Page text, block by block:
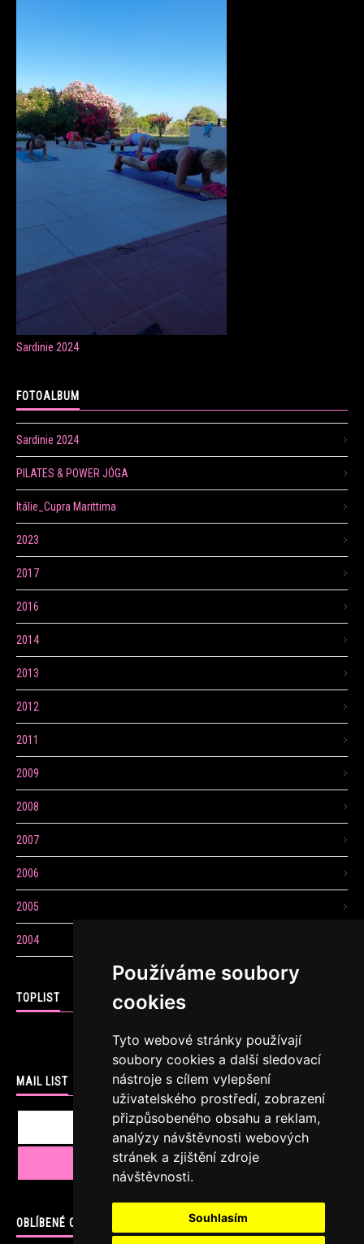
Používáme soubory
cookies
Tyto webové stránky používají
soubory cookies a další sledovací
nástroje s cílem vylepšení
uživatelského prostředí, zobrazení
přizpůsobeného obsahu a reklam,
analýzy návštěvnosti webových
stránek a zjištění zdroje
návštěvnosti.
Souhlasím
CENÍK
ONLINE LEKCE CVIČENÍ
veronika.franova@centrum.cz
Sardinie 2024
FOTOALBUM
Sardinie 2024
PILATES & POWER JÓGA
Itálie_Cupra Marittima
2023
2017
2016
2014
2013
2012
2011
2009
2008
2007
2006
2005
2004
TOPLIST
MAIL LIST
OBLÍBENÉ ODKAZY